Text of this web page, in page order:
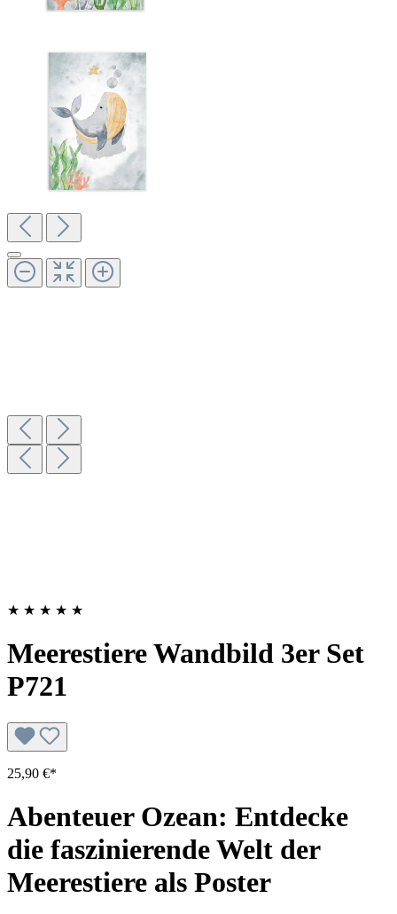
★ ★ ★ ★ ★
Meerestiere Wandbild 3er Set
P721
25,90 €*
Abenteuer Ozean: Entdecke
die faszinierende Welt der
Meerestiere als Poster